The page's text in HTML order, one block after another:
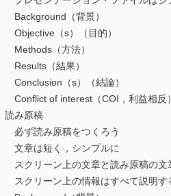
Background（背景）
Objective（s）（目的）
Methods（方法）
Results（結果）
Conclusion（s）（結論）
Conflict of interest（COI，利益相反
読み原稿
必ず読み原稿をつくろう
文章は短く，シンプルに
スクリーン上の文章と読み原稿の文
スクリーン上の情報はすべて説明す